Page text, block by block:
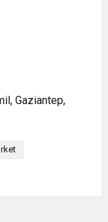
Gaziantep,